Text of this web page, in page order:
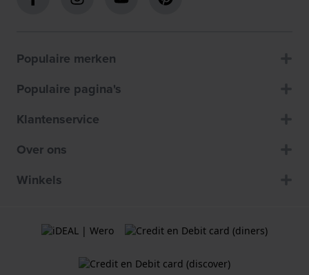
Populaire merken
Populaire pagina's
Klantenservice
Over ons
Winkels